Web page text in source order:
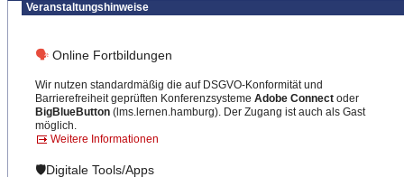
Veranstaltungshinweise
🗣 Online Fortbildungen
Wir nutzen standardmäßig die auf DSGVO-Konformität und
Barrierefreiheit geprüften Konferenzsysteme Adobe Connect oder
BigBlueButton (lms.lernen.hamburg). Der Zugang ist auch als Gast
möglich.
Weitere Informationen
🛡️Digitale Tools/Apps